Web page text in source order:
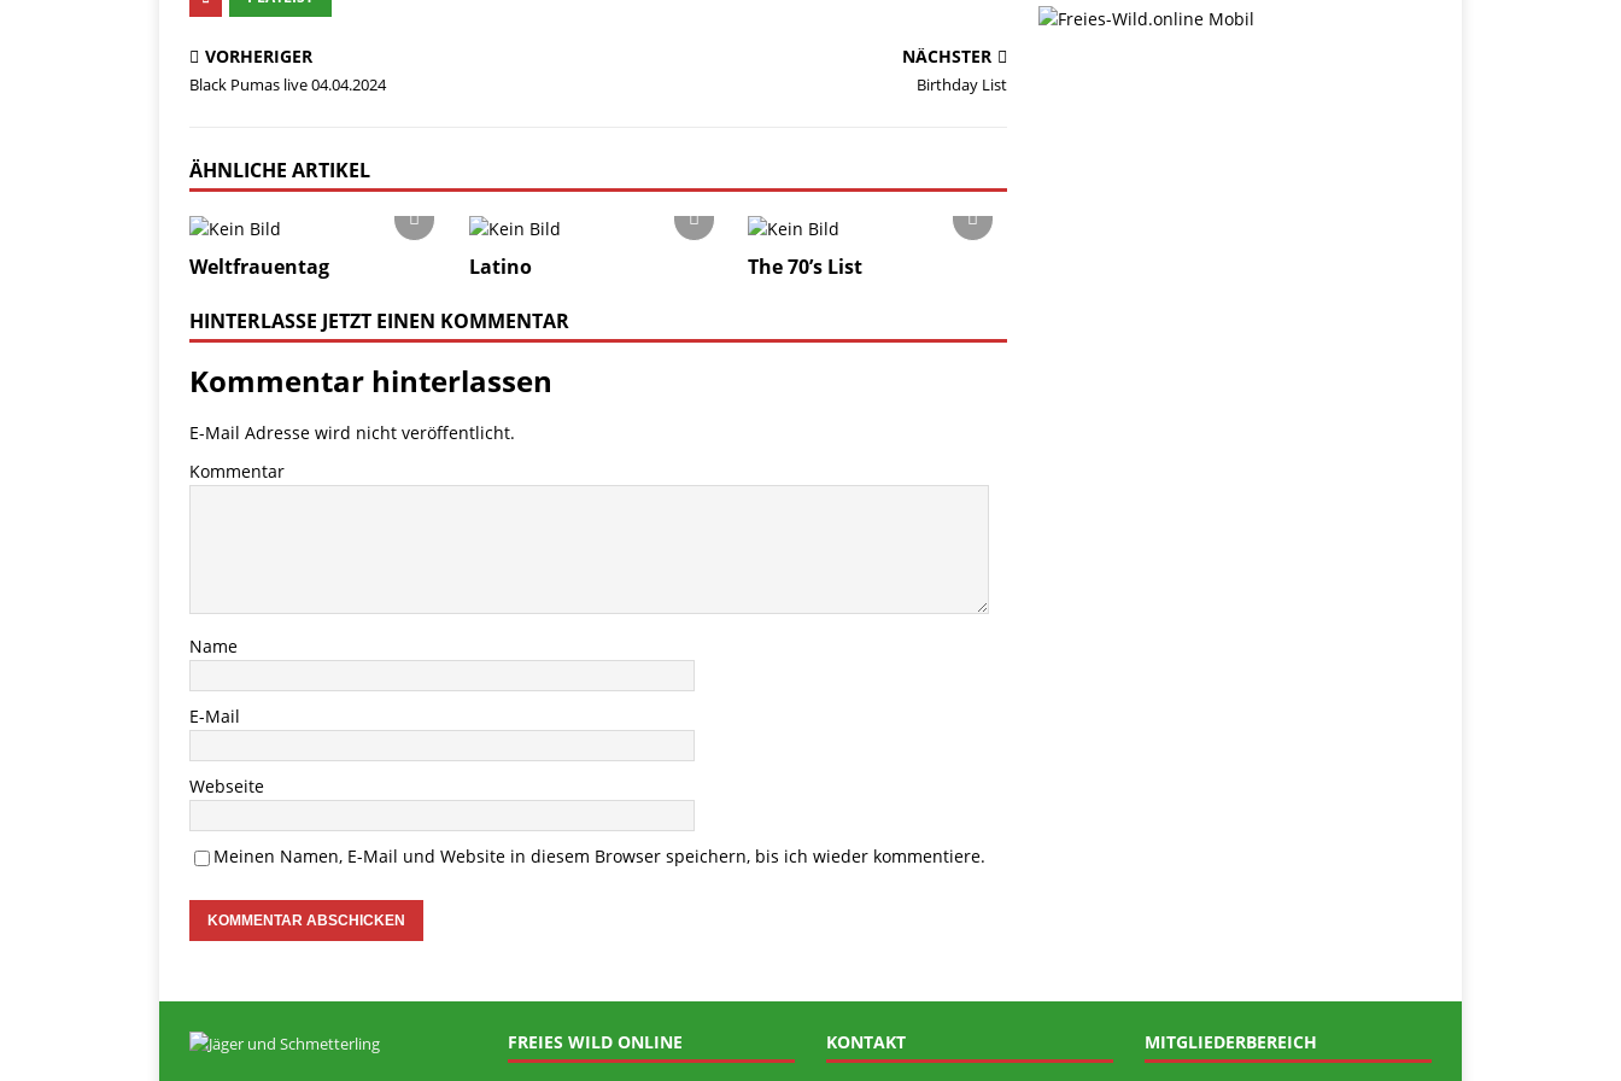
VORHERIGER
Black Pumas live 04.04.2024
NÄCHSTER
Birthday List
ÄHNLICHE ARTIKEL
Weltfrauentag Latino The 70’s List
HINTERLASSE JETZT EINEN KOMMENTAR
Kommentar hinterlassen
E-Mail Adresse wird nicht veröffentlicht.
Kommentar
Name
E-Mail
Webseite
Meinen Namen, E-Mail und Website in diesem Browser speichern, bis ich wieder kommentiere.
FREIES WILD ONLINE KONTAKT MITGLIEDERBEREICH